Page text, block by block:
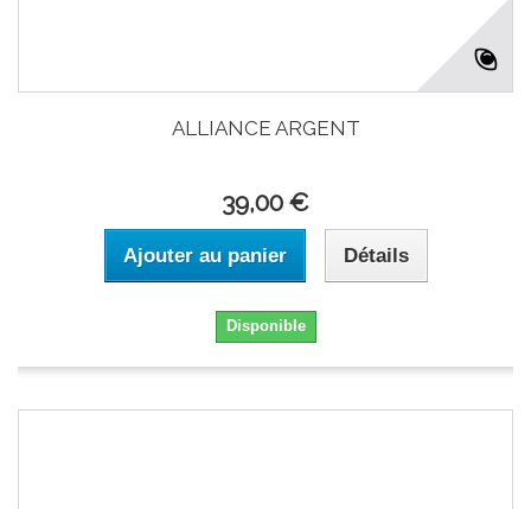
ALLIANCE ARGENT
39,00 €
Ajouter au panier Détails
Disponible